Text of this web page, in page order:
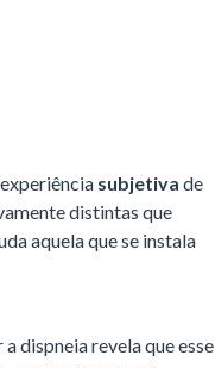
subjetiva de
distintas que
aquela que se instala
dispneia revela que esse